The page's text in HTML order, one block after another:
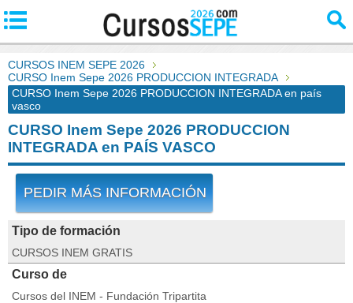
CURSOS INEM SEPE 2026
CURSO Inem Sepe 2026 PRODUCCION INTEGRADA
CURSO Inem Sepe 2026 PRODUCCION INTEGRADA en país
vasco
CURSO Inem Sepe 2026 PRODUCCION
INTEGRADA en PAÍS VASCO
PEDIR MÁS INFORMACIÓN
Tipo de formación
CURSOS INEM GRATIS
Curso de
Cursos del INEM - Fundación Tripartita